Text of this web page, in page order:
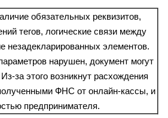
обязательных реквизитов,
тегов, логические связи между
незадекларированных элементов.
нарушен, документ могут
за этого возникнут расхождения
ФНС от онлайн-кассы, и
предпринимателя.